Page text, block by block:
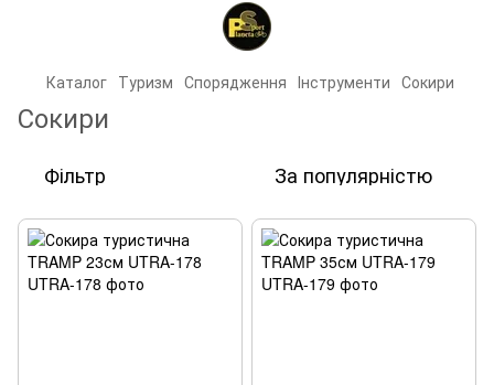
Каталог Туризм Спорядження Інструменти Сокири
Сокири
Фільтр За популярністю